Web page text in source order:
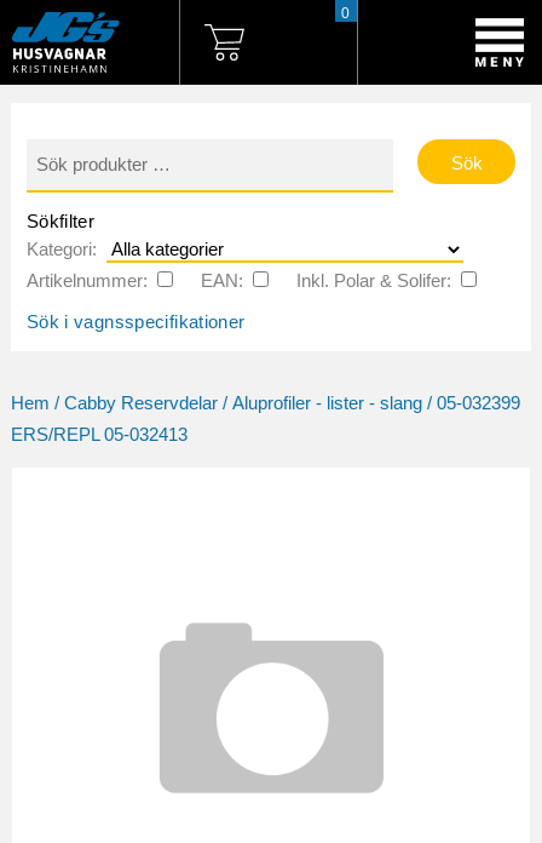
0
efter:
Sökfilter
Kategori:
Artikelnummer:
EAN:
Inkl. Polar & Solifer:
Sök i vagnsspecifikationer
Hem / Cabby Reservdelar/ Aluprofiler - lister - slang/ 05-032399
ERS/REPL 05-032413